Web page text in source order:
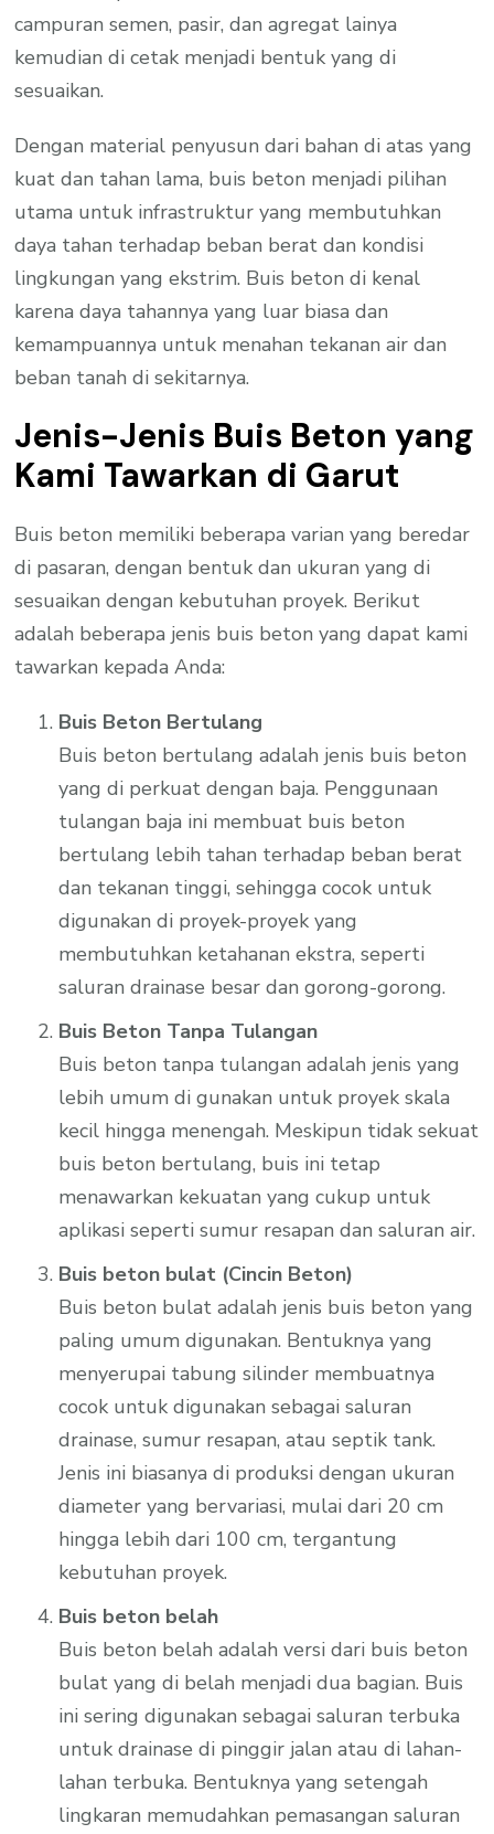
campuran semen, pasir, dan agregat lainya
kemudian di cetak menjadi bentuk yang di
sesuaikan.
Dengan material penyusun dari bahan di atas yang
kuat dan tahan lama, buis beton menjadi pilihan
utama untuk infrastruktur yang membutuhkan
daya tahan terhadap beban berat dan kondisi
lingkungan yang ekstrim. Buis beton di kenal
karena daya tahannya yang luar biasa dan
kemampuannya untuk menahan tekanan air dan
beban tanah di sekitarnya.
Jenis-Jenis Buis Beton yang
Kami Tawarkan di Garut
Buis beton memiliki beberapa varian yang beredar
di pasaran, dengan bentuk dan ukuran yang di
sesuaikan dengan kebutuhan proyek. Berikut
adalah beberapa jenis buis beton yang dapat kami
tawarkan kepada Anda:
Buis Beton Bertulang
Buis beton bertulang adalah jenis buis beton
yang di perkuat dengan baja. Penggunaan
tulangan baja ini membuat buis beton
bertulang lebih tahan terhadap beban berat
dan tekanan tinggi, sehingga cocok untuk
digunakan di proyek-proyek yang
membutuhkan ketahanan ekstra, seperti
saluran drainase besar dan gorong-gorong.
Buis Beton Tanpa Tulangan
Buis beton tanpa tulangan adalah jenis yang
lebih umum di gunakan untuk proyek skala
kecil hingga menengah. Meskipun tidak sekuat
buis beton bertulang, buis ini tetap
menawarkan kekuatan yang cukup untuk
aplikasi seperti sumur resapan dan saluran air.
Buis beton bulat (Cincin Beton)
Buis beton bulat adalah jenis buis beton yang
paling umum digunakan. Bentuknya yang
menyerupai tabung silinder membuatnya
cocok untuk digunakan sebagai saluran
drainase, sumur resapan, atau septik tank.
Jenis ini biasanya di produksi dengan ukuran
diameter yang bervariasi, mulai dari 20 cm
hingga lebih dari 100 cm, tergantung
kebutuhan proyek.
Buis beton belah
Buis beton belah adalah versi dari buis beton
bulat yang di belah menjadi dua bagian. Buis
ini sering digunakan sebagai saluran terbuka
untuk drainase di pinggir jalan atau di lahan-
lahan terbuka. Bentuknya yang setengah
lingkaran memudahkan pemasangan saluran